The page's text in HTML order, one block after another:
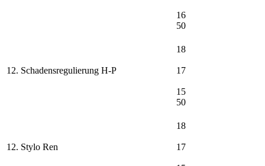
16
50
12. Schadensregulierung H-P
18
17
15
50
12. Stylo Ren
18
17